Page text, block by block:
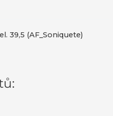
39,5 (AF_Soniquete)